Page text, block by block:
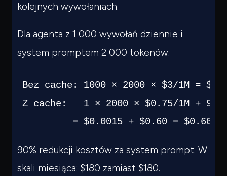
kolejnych wywołaniach.
Dla agenta z 1 000 wywołań dziennie i
system promptem 2 000 tokenów:
Bez cache: 1000 × 2000 × $3/1M = $6/
Z cache:   1 × 2000 × $0.75/1M + 999
= $0.0015 + $0.60 = $0.60/
90% redukcji kosztów za system prompt. W
skali miesiąca: $180 zamiast $180.